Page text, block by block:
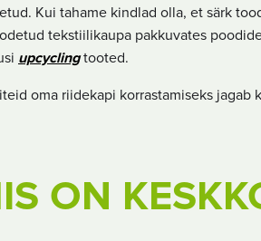
Kui tahame kindlad olla, et särk
tekstiilikaupa pakkuvates
upcyclingtooted.
oma riidekapi korrastamiseks jagab
ON